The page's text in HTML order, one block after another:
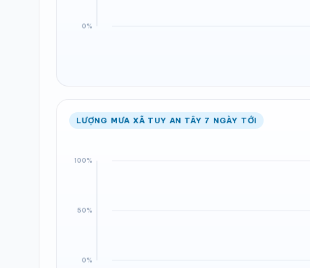
LƯỢNG MƯA XÃ TUY AN TÂY 7 NGÀY TỚI